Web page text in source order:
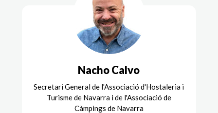
Nacho Calvo
Secretari General de l'Associació d'Hostaleria i
Turisme de Navarra i de l'Associació de
Càmpings de Navarra